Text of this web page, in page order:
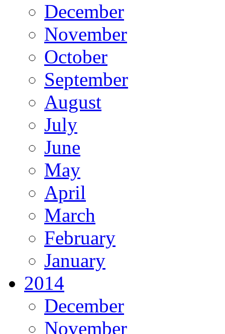
December
November
October
September
August
July
June
May
April
March
February
January
2014
December
November